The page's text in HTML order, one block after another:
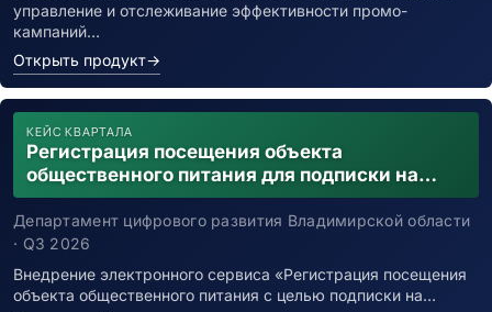
управление и отслеживание эффективности промо-
кампаний…
Открыть продукт→
КЕЙС КВАРТАЛА
Регистрация посещения объекта
общественного питания для подписки на
уведомления о возможном контакте с
заболевшим новой коронавирусной
инфекцией
Департамент цифрового развития Владимирской области
· Q3 2026
Внедрение электронного сервиса «Регистрация посещения
объекта общественного питания с целью подписки на…